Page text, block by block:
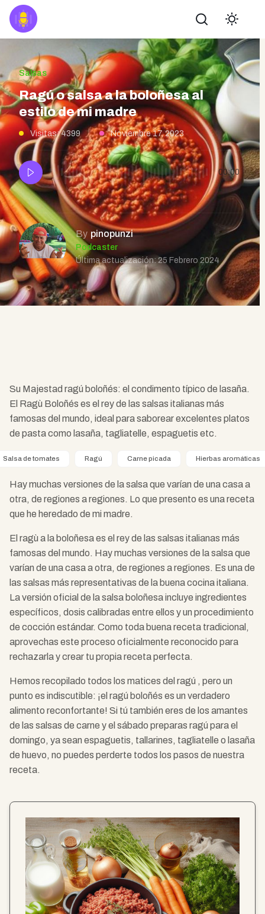
Buscar
Salsas
Ragú o salsa a la boloñesa al
estilo de mi madre
Visitas: 4399 Noviembre 17, 2023
00:00
By pinopunzi
Podcaster
Última actualización: 25 Febrero 2024
Su Majestad ragú boloñés: el condimento típico de lasaña.
El Ragù Boloñés es el rey de las salsas italianas más
famosas del mundo, ideal para saborear excelentes platos
de pasta como lasaña, tagliatelle, espaguetis etc.
Salsa de tomates Ragú Carne picada Hierbas aromáticas
Hay muchas versiones de la salsa que varían de una casa a
otra, de regiones a regiones. Lo que presento es una receta
que he heredado de mi madre.
El ragù a la boloñesa es el rey de las salsas italianas más
famosas del mundo. Hay muchas versiones de la salsa que
varían de una casa a otra, de regiones a regiones. Es una de
las salsas más representativas de la buena cocina italiana.
La versión oficial de la salsa boloñesa incluye ingredientes
específicos, dosis calibradas entre ellos y un procedimiento
de cocción estándar. Como toda buena receta tradicional,
aprovechas este proceso oficialmente reconocido para
rechazarla y crear tu propia receta perfecta.
Hemos recopilado todos los matices del ragú , pero un
punto es indiscutible: ¡el ragú boloñés es un verdadero
alimento reconfortante! Si tú también eres de los amantes
de las salsas de carne y el sábado preparas ragú para el
domingo, ya sean espaguetis, tallarines, tagliatelle o lasaña
de huevo, no puedes perderte todos los pasos de nuestra
receta.